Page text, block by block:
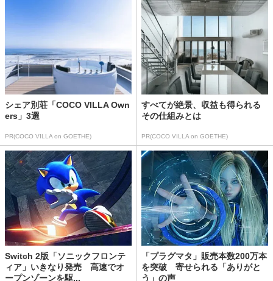
シェア別荘「COCO VILLA Own
ers」3選
PR(COCO VILLA on GOETHE)
すべてが絶景、収益も得られる
その仕組みとは
PR(COCO VILLA on GOETHE)
Switch 2版「ソニックフロンテ
ィア」いきなり発売 高速でオ
ープンゾーンを駆...
「プラグマタ」販売本数200万本
を突破 寄せられる「ありがと
う」の声